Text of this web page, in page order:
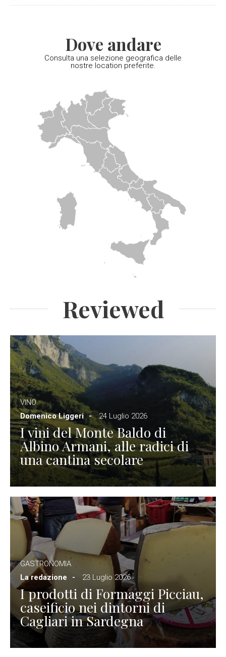
Dove andare
Consulta una selezione geografica delle
nostre location preferite.
Reviewed
VINO
Domenico Liggeri
24 Luglio 2026
I vini del Monte Baldo di
Albino Armani, alle radici di
una cantina secolare
GASTRONOMIA
La redazione
23 Luglio 2026
I prodotti di Formaggi Picciau,
caseificio nei dintorni di
Cagliari in Sardegna